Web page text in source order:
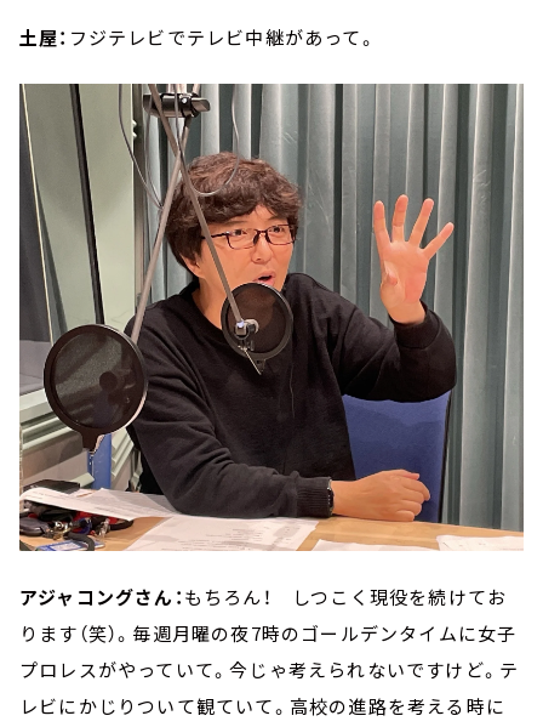
土屋： フジテレビでテレビ中継があって。
アジャコングさん：もちろん！ しつこく現役を続けてお
ります（笑）。毎週月曜の夜7時のゴールデンタイムに女子
プロレスがやっていて。今じゃ考えられないですけど。テ
レビにかじりついて観ていて。高校の進路を考える時に